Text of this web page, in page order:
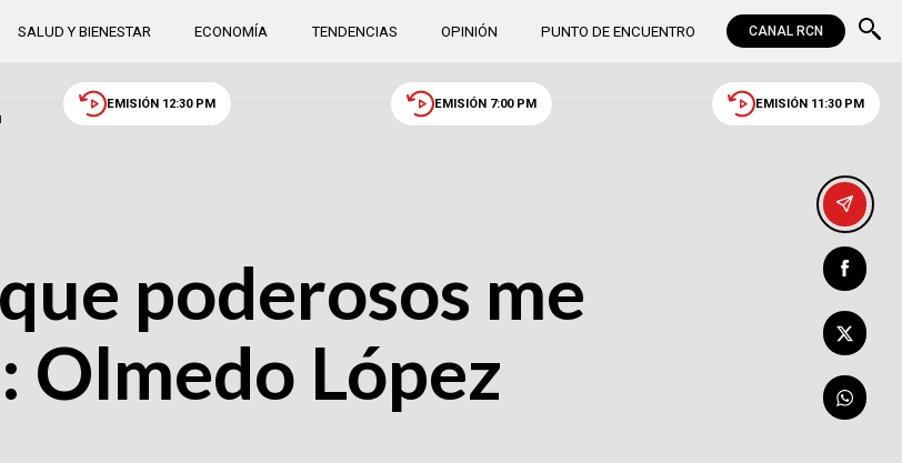
SALUD Y BIENESTAR ECONOMÍA TENDENCIAS OPINIÓN PUNTO DE ENCUENTRO CANAL RCN
EMISIÓN 12:30 PM EMISIÓN 7:00 PM EMISIÓN 11:30 PM
poderosos me
López